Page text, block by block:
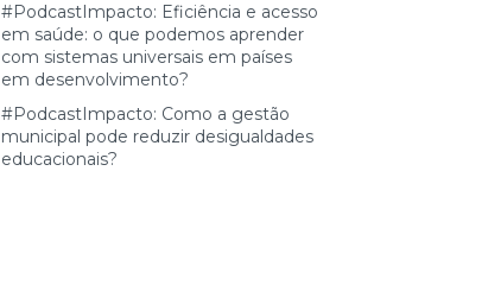
#PodcastImpacto: Eficiência e acesso
em saúde: o que podemos aprender
com sistemas universais em países
em desenvolvimento?
#PodcastImpacto: Como a gestão
municipal pode reduzir desigualdades
educacionais?